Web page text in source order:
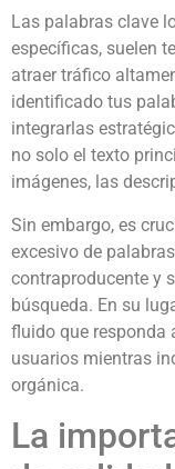
Las palabras clave
específicas, suelen
atraer tráfico
identificado tus
integrarlas
no solo el texto
imágenes, las
Sin embargo, es
excesivo de
contraproducente y
búsqueda. En su
fluido que responda
usuarios mientras
orgánica.
La